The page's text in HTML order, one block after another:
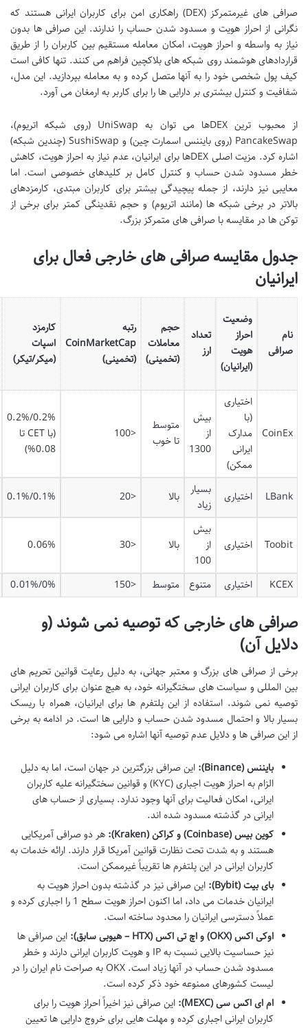
صرافی های غیرمتمرکز (DEX) راهکاری امن برای کاربران ایرانی هستند که
نگرانی از احراز هویت و مسدود شدن حساب را ندارند. این صرافی ها بدون
نیاز به واسطه و احراز هویت، امکان معامله مستقیم بین کاربران را از طریق
قراردادهای هوشمند روی شبکه های بلاکچین فراهم می کنند. تنها کافی است
کیف پول شخصی خود را به آنها متصل کرده و به معامله بپردازید. این مدل،
شفافیت و کنترل بیشتری بر دارایی ها را برای کاربر به ارمغان می آورد.
از محبوب ترین DEXها می توان به UniSwap (روی شبکه اتریوم)،
PancakeSwap (روی بایننس اسمارت چین) و SushiSwap (چندین شبکه)
اشاره کرد. مزیت اصلی DEXها برای ایرانیان، عدم نیاز به احراز هویت، کاهش
خطر مسدود شدن حساب و کنترل کامل بر کلیدهای خصوصی است. اما
معایبی نیز دارند، از جمله پیچیدگی بیشتر برای کاربران مبتدی، کارمزدهای
بالاتر در برخی شبکه ها (مانند اتریوم) و حجم نقدینگی کمتر برای برخی از
توکن ها در مقایسه با صرافی های متمرکز بزرگ.
جدول مقایسه صرافی های خارجی فعال برای
ایرانیان
نام
صرافی
وضعیت
احراز
هویت
(ایرانیان)
تعداد
ارز
حجم
معاملات
(تخمینی)
رتبه
CoinMarketCap
(تخمینی)
کارمزد
اسپات
(میکر/تیکر)
CoinEx
اختیاری
(با
مدارک
ایرانی
ممکن)
بیش
از
1300
متوسط
تا خوب
<100
0.2%/0.2%
(با CET تا
0.08%)
LBank اختیاری
بسیار
زیاد
بالا <20
0.1%/0.1%
Toobit اختیاری
بیش
از
100
بالا <30
0.06%
KCEX اختیاری متنوع متوسط <150
0%/0.01%
صرافی های خارجی که توصیه نمی شوند (و
دلایل آن)
برخی از صرافی های بزرگ و معتبر جهانی، به دلیل رعایت قوانین تحریم های
بین المللی و سیاست های سختگیرانه خود، به هیچ عنوان برای کاربران ایرانی
توصیه نمی شوند. استفاده از این پلتفرم ها برای ایرانیان، همراه با ریسک
بسیار بالا و احتمال مسدود شدن حساب و دارایی ها است. در ادامه به برخی
از این صرافی ها و دلایل عدم توصیه آنها اشاره می شود:
بایننس (Binance):
این صرافی بزرگترین در جهان است، اما به دلیل
الزام به احراز هویت اجباری (KYC) و قوانین سختگیرانه علیه کاربران
ایرانی، امکان فعالیت برای آنها وجود ندارد. بسیاری از حساب های
ایرانی در گذشته مسدود شده اند.
کوین بیس (Coinbase) و کراکن (Kraken):
هر دو صرافی آمریکایی
هستند و به شدت تحت نظارت قوانین آمریکا قرار دارند. ارائه خدمات به
کاربران ایرانی در این پلتفرم ها تقریباً غیرممکن است.
بای بیت (Bybit):
این صرافی نیز در گذشته بدون احراز هویت به
ایرانیان خدمات می داد، اما اکنون احراز هویت سطح 1 را اجباری کرده و
عملاً دسترسی ایرانیان را محدود ساخته است.
اوکی اکس (OKX) و اچ تی اکس (HTX – هیوبی سابق):
این صرافی ها
نیز حساسیت بالایی نسبت به IP و هویت کاربران ایرانی دارند و خطر
مسدود شدن حساب در آنها زیاد است. OKX به صراحت نام ایران را در
لیست کشورهای ممنوعه خود ذکر کرده است.
ام ای اکس سی (MEXC):
این صرافی نیز اخیراً احراز هویت را برای
کاربران ایرانی اجباری کرده و مهلت هایی برای خروج دارایی ها تعیین